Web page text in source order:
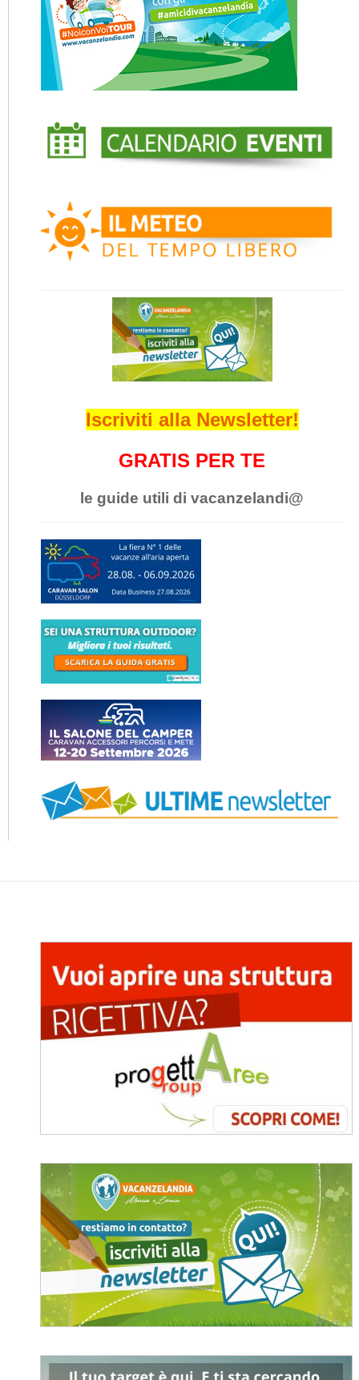
Iscriviti alla Newsletter!
GRATIS PER TE
le guide utili di vacanzelandi@